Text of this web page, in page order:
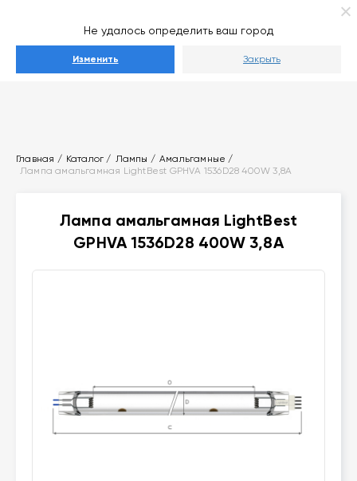
Не удалось определить ваш город
Изменить Закрыть
Главная Каталог Лампы
Амальгамные
Лампа амальгамная LightBest GPHVA 1536D28 400W 3,8A
Лампа амальгамная LightBest
GPHVA 1536D28 400W 3,8A